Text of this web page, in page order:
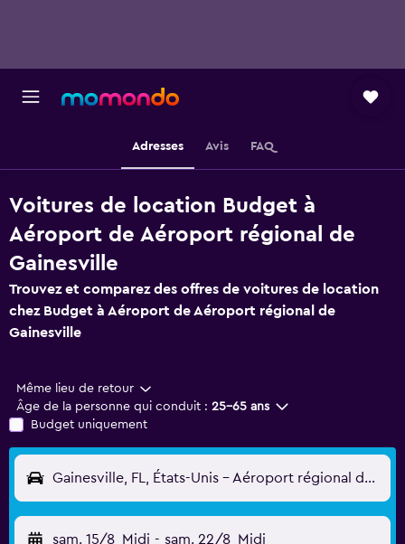
Adresses Avis FAQ
Voitures de location Budget à
Aéroport de Aéroport régional de
Gainesville
Trouvez et comparez des offres de voitures de location
chez Budget à Aéroport de Aéroport régional de
Gainesville
Même lieu de retour
Âge de la personne qui conduit : 25-65 ans
Budget uniquement
Gainesville, FL, États-Unis - Aéroport régional de Gainesville (GNV)
sam. 15/8 Midi - sam. 22/8 Midi